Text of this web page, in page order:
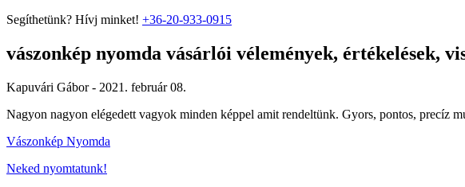
Segíthetünk? Hívj minket! +36-20-933-0915
vászonkép nyomda vásárlói vélemények, értékelések,
Kapuvári Gábor - 2021. február 08.
Nagyon nagyon elégedett vagyok minden képpel amit rendeltünk. Gyors, pontos, precíz
Vászonkép Nyomda
Neked nyomtatunk!